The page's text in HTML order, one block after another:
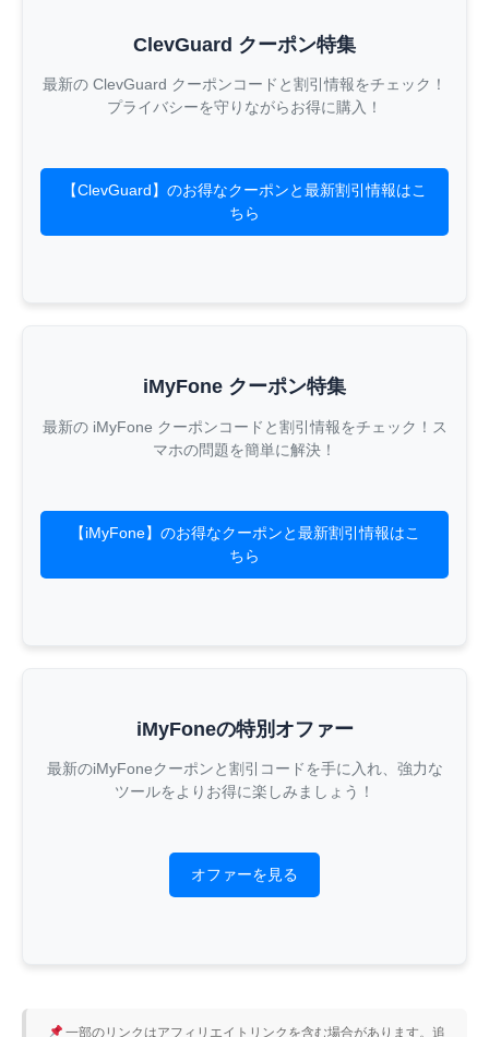
ClevGuard クーポン特集
最新の ClevGuard クーポンコードと割引情報をチェック！
プライバシーを守りながらお得に購入！
【ClevGuard】のお得なクーポンと最新割引情報はこ
ちら
iMyFone クーポン特集
最新の iMyFone クーポンコードと割引情報をチェック！ス
マホの問題を簡単に解決！
【iMyFone】のお得なクーポンと最新割引情報はこ
ちら
iMyFoneの特別オファー
最新のiMyFoneクーポンと割引コードを手に入れ、強力な
ツールをよりお得に楽しみましょう！
オファーを見る
一部のリンクはアフィリエイトリンクを含む場合があります。追